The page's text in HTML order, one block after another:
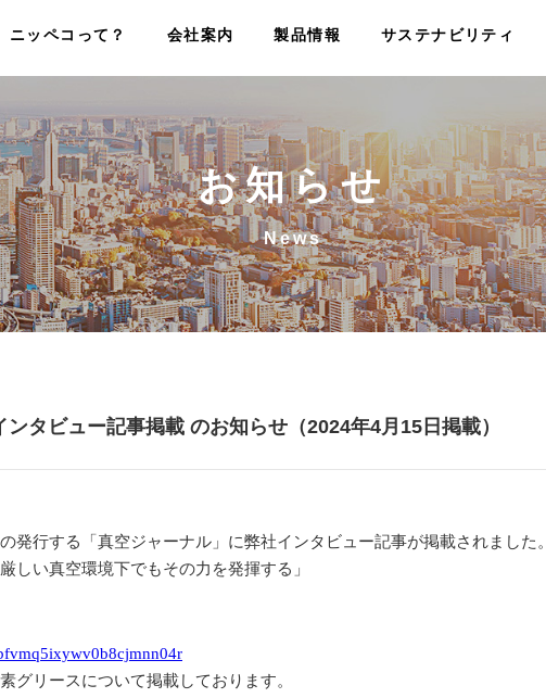
ニッペコって？ 会社案内 製品情報 サステナビリティ
お知らせ
News
タビュー記事掲載 のお知らせ（2024年4月15日掲載）
発行する「真空ジャーナル」に弊社インタビュー記事が掲載されました。
しい真空環境下でもその力を発揮する」
グリースについて掲載しております。